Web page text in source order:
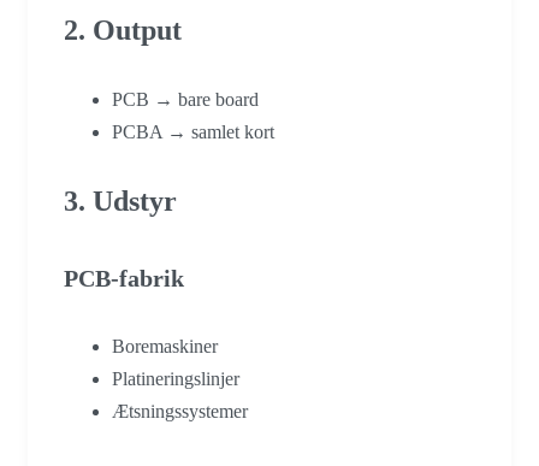
2. Output
PCB → bare board
PCBA → samlet kort
3. Udstyr
PCB-fabrik
Boremaskiner
Platineringslinjer
Ætsningssystemer